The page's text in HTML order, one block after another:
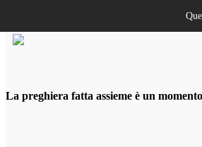
La preghiera fatta assieme è un